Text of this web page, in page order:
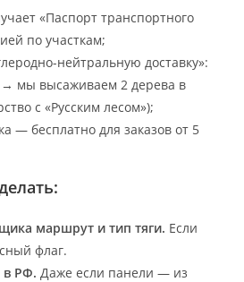
«Паспорт транспортного
по участкам;
нейтральную доставку»:
→ мы высаживаем 2 дерева в
с «Русским лесом»);
— бесплатно для заказов от 5
маршрут и тип тяги. Если
флаг.
в РФ. Даже если панели — из